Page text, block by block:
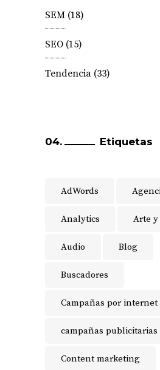
SEM (18)
SEO (15)
Tendencia (33)
Etiquetas
AdWords
Analytics Arte
Audio Blog
Buscadores
Campañas por internet
campañas publicitarias
Content marketing